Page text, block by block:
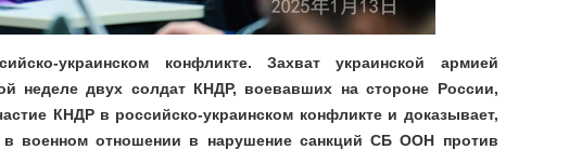
украинском конфликте. Захват украинской армией
неделе двух солдат КНДР, воевавших на стороне России,
КНДР в российско-украинском конфликте и доказывает,
военном отношении в нарушение санкций СБ ООН против